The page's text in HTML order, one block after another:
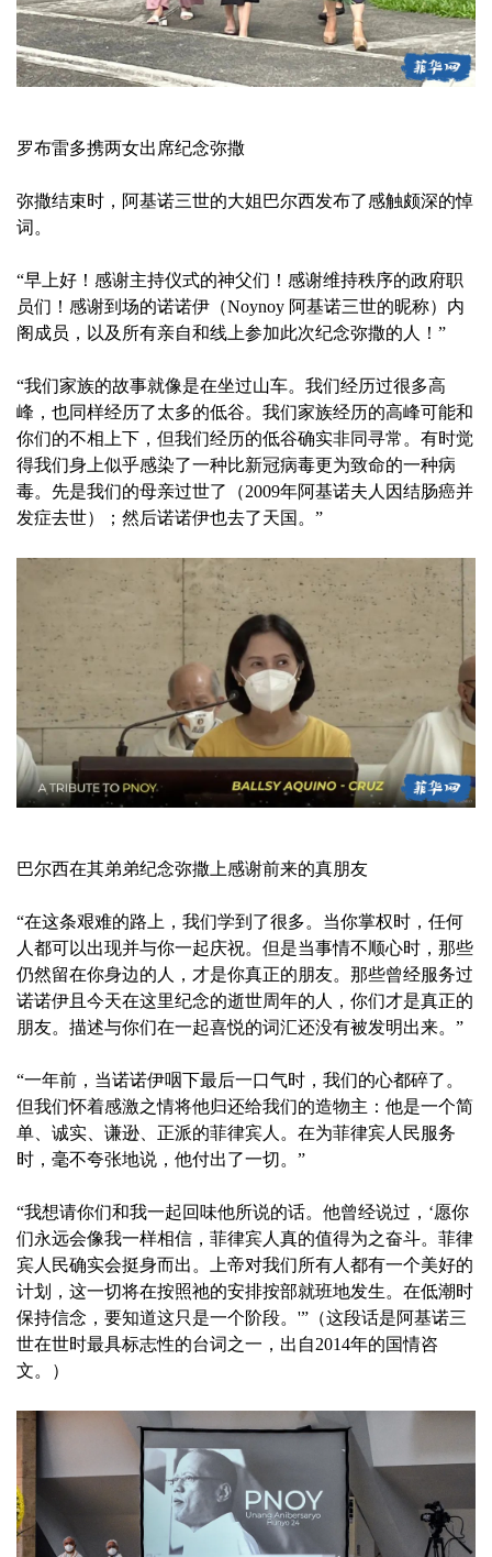
罗布雷多携两女出席纪念弥撒
弥撒结束时，阿基诺三世的大姐巴尔西发布了感触颇深的悼
词。
“早上好！感谢主持仪式的神父们！感谢维持秩序的政府职
员们！感谢到场的诺诺伊（Noynoy 阿基诺三世的昵称）内
阁成员，以及所有亲自和线上参加此次纪念弥撒的人！”
“我们家族的故事就像是在坐过山车。我们经历过很多高
峰，也同样经历了太多的低谷。我们家族经历的高峰可能和
你们的不相上下，但我们经历的低谷确实非同寻常。有时觉
得我们身上似乎感染了一种比新冠病毒更为致命的一种病
毒。先是我们的母亲过世了（2009年阿基诺夫人因结肠癌并
发症去世）；然后诺诺伊也去了天国。”
巴尔西在其弟弟纪念弥撒上感谢前来的真朋友
“在这条艰难的路上，我们学到了很多。当你掌权时，任何
人都可以出现并与你一起庆祝。但是当事情不顺心时，那些
仍然留在你身边的人，才是你真正的朋友。那些曾经服务过
诺诺伊且今天在这里纪念的逝世周年的人，你们才是真正的
朋友。描述与你们在一起喜悦的词汇还没有被发明出来。”
“一年前，当诺诺伊咽下最后一口气时，我们的心都碎了。
但我们怀着感激之情将他归还给我们的造物主：他是一个简
单、诚实、谦逊、正派的菲律宾人。在为菲律宾人民服务
时，毫不夸张地说，他付出了一切。”
“我想请你们和我一起回味他所说的话。他曾经说过，‘愿你
们永远会像我一样相信，菲律宾人真的值得为之奋斗。菲律
宾人民确实会挺身而出。上帝对我们所有人都有一个美好的
计划，这一切将在按照祂的安排按部就班地发生。在低潮时
保持信念，要知道这只是一个阶段。'”（这段话是阿基诺三
世在世时最具标志性的台词之一，出自2014年的国情咨
文。）